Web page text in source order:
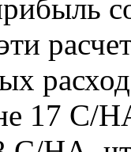
17 C/